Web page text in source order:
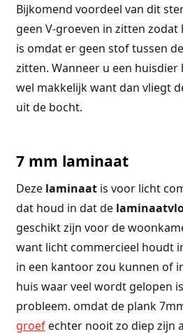
Bijkomend voordeel van dit
geen V-groeven in zitten
is omdat er geen stof tussen
zitten. Wanneer u een
wel makkelijk want dan vliegt
uit de bocht.
7 mm laminaat
Deze laminaatis voor licht
dat houd in dat de
geschikt zijn voor de
want licht commercieel houdt
in een kantoor zou kunnen of
huis waar veel wordt gelopen
probleem. omdat de plank
groefechter nooit zo diep zijn